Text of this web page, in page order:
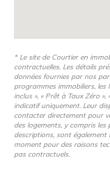
* Le site de Courtier en
contractuelles. Les détails
données fournies par nos
programmes immobiliers, les
inclus », « Prêt à Taux Zéro
indicatif uniquement. Leur
contacter directement pour
des logements, y compris les
descriptions, sont
moment pour des raisons
pas contractuels.